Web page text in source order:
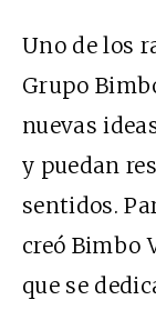
Uno de los
Grupo
nuevas
y puedan
sentidos.
creó Bimbo
que se